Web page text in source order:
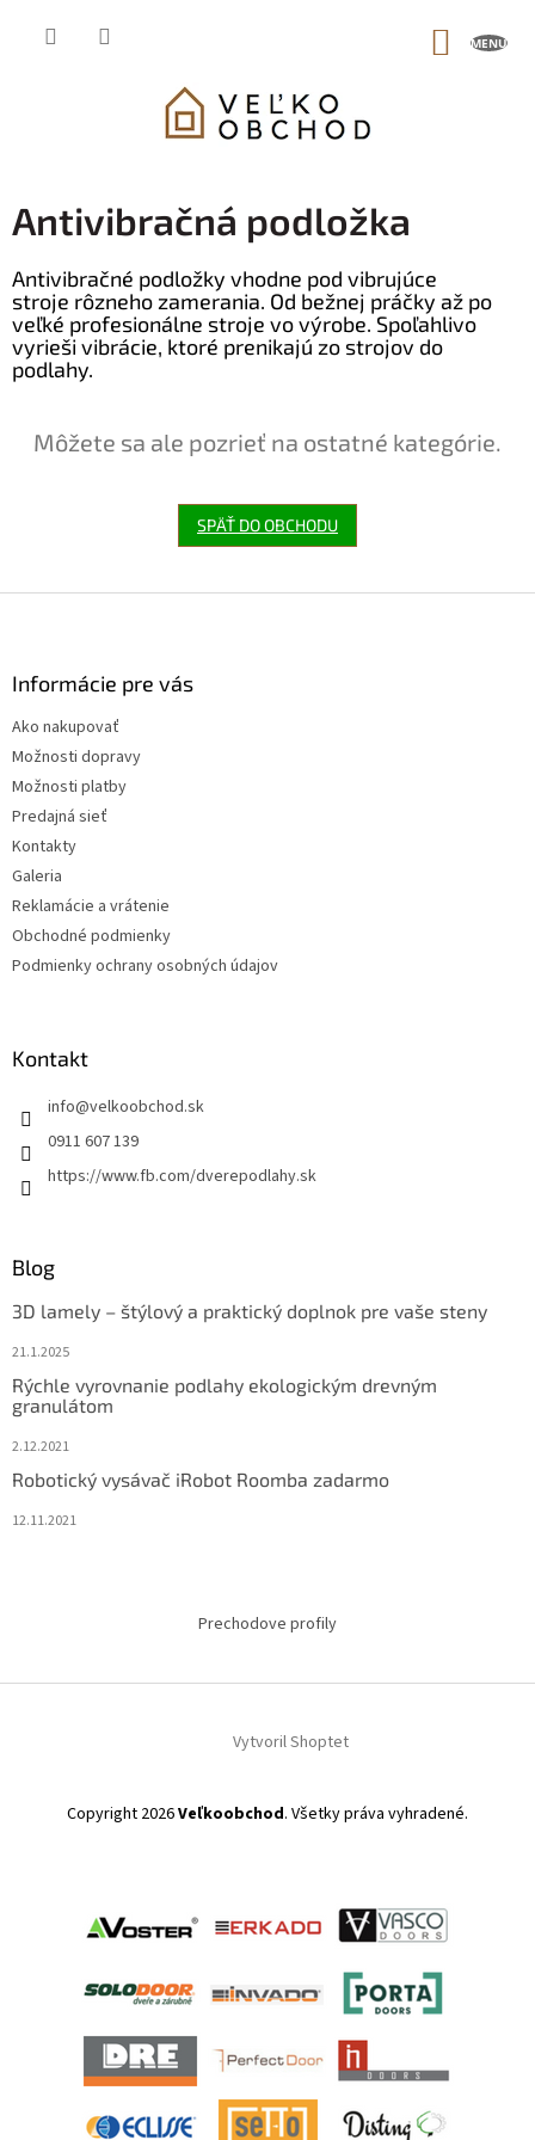
Antivibračná podložka
Antivibračné podložky vhodne pod vibrujúce
stroje rôzneho zamerania. Od bežnej práčky až po
veľké profesionálne stroje vo výrobe. Spoľahlivo
vyrieši vibrácie, ktoré prenikajú zo strojov do
podlahy.
Môžete sa ale pozrieť na ostatné kategórie.
SPÄŤ DO OBCHODU
Informácie pre vás
Ako nakupovať
Možnosti dopravy
Možnosti platby
Predajná sieť
Kontakty
Galeria
Reklamácie a vrátenie
Obchodné podmienky
Podmienky ochrany osobných údajov
Kontakt
info@velkoobchod.sk
0911 607 139
https://www.fb.com/dverepodlahy.sk
Blog
3D lamely – štýlový a praktický doplnok pre vaše steny
21.1.2025
Rýchle vyrovnanie podlahy ekologickým drevným
granulátom
2.12.2021
Robotický vysávač iRobot Roomba zadarmo
12.11.2021
Prechodove profily
Vytvoril Shoptet
Copyright 2026Veľkoobchod. Všetky práva vyhradené.